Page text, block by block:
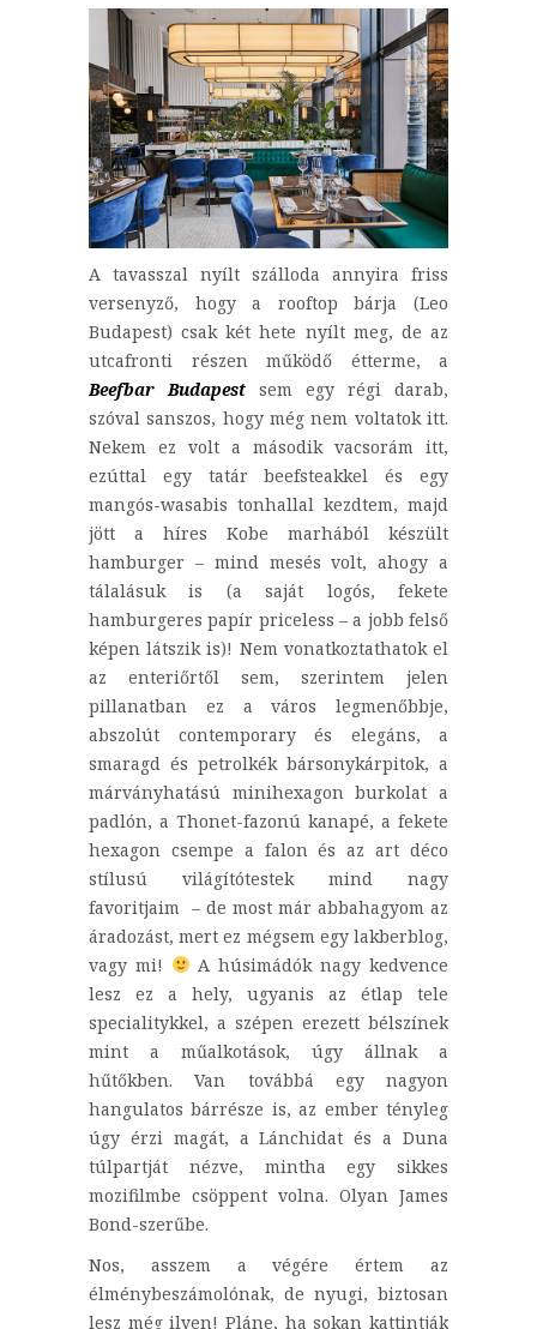
A tavasszal nyílt szálloda annyira friss
versenyző, hogy a rooftop bárja (Leo
Budapest) csak két hete nyílt meg, de az
utcafronti részen működő étterme, a
Beefbar Budapest sem egy régi darab,
szóval sanszos, hogy még nem voltatok itt.
Nekem ez volt a második vacsorám itt,
ezúttal egy tatár beefsteakkel és egy
mangós-wasabis tonhallal kezdtem, majd
jött a híres Kobe marhából készült
hamburger – mind mesés volt, ahogy a
tálalásuk is (a saját logós, fekete
hamburgeres papír priceless – a jobb felső
képen látszik is)! Nem vonatkoztathatok el
az enteriőrtől sem, szerintem jelen
pillanatban ez a város legmenőbbje,
abszolút contemporary és elegáns, a
smaragd és petrolkék bársonykárpitok, a
márványhatású minihexagon burkolat a
padlón, a Thonet-fazonú kanapé, a fekete
hexagon csempe a falon és az art déco
stílusú világítótestek mind nagy
favoritjaim – de most már abbahagyom az
áradozást, mert ez mégsem egy lakberblog,
vagy mi!
A húsimádók nagy kedvence
lesz ez a hely, ugyanis az étlap tele
specialitykkel, a szépen erezett bélszínek
mint a műalkotások, úgy állnak a
hűtőkben. Van továbbá egy nagyon
hangulatos bárrésze is, az ember tényleg
úgy érzi magát, a Lánchidat és a Duna
túlpartját nézve, mintha egy sikkes
mozifilmbe csöppent volna. Olyan James
Bond-szerűbe.
Nos, asszem a végére értem az
élménybeszámolónak, de nyugi, biztosan
lesz még ilyen! Pláne, ha sokan kattintják